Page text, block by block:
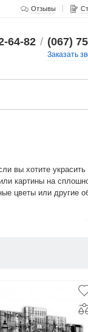
Отзывы
64-82 / (067)
Заказать
вы хотите
картины на
цветы или другие
в интерьере.